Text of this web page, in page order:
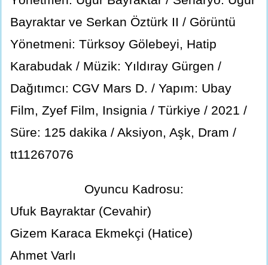
Bayraktar ve Serkan Öztürk II / Görüntü
Yönetmeni: Türksoy Gölebeyi, Hatip
Karabudak / Müzik: Yıldıray Gürgen /
Dağıtımcı: CGV Mars D. / Yapım: Ubay
Film, Zyef Film, Insignia / Türkiye / 2021 /
Süre: 125 dakika / Aksiyon, Aşk, Dram /
tt11267076
Oyuncu Kadrosu:
Ufuk Bayraktar (Cevahir)
Gizem Karaca Ekmekçi (Hatice)
Ahmet Varlı